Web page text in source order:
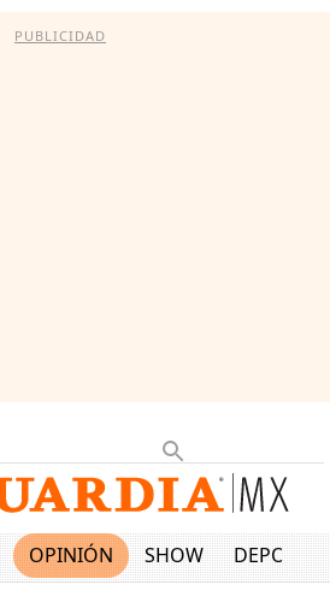
PUBLICIDAD
OPINIÓN SHOW